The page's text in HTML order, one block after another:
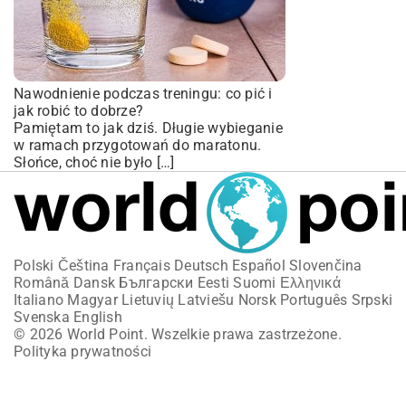
Nawodnienie podczas treningu: co pić i
jak robić to dobrze?
Pamiętam to jak dziś. Długie wybieganie
w ramach przygotowań do maratonu.
Słońce, choć nie było […]
Polski Čeština Français Deutsch Español Slovenčina
Română Dansk Български Eesti Suomi Ελληνικά
Italiano Magyar Lietuvių Latviešu Norsk Português Srpski
Svenska English
© 2026 World Point. Wszelkie prawa zastrzeżone.
Polityka prywatności